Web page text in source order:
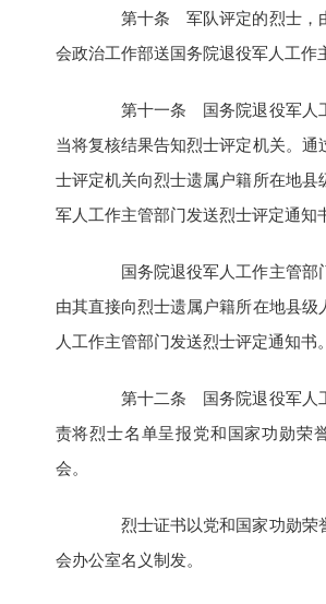
第十条 军队评定的烈士，
会政治工作部送国务院退役军人工作
第十一条 国务院退役军人
当将复核结果告知烈士评定机关。通
士评定机关向烈士遗属户籍所在地县
军人工作主管部门发送烈士评定通知
国务院退役军人工作主管部
由其直接向烈士遗属户籍所在地县级
人工作主管部门发送烈士评定通知书。
第十二条 国务院退役军人
责将烈士名单呈报党和国家功勋荣
会。
烈士证书以党和国家功勋荣
会办公室名义制发。